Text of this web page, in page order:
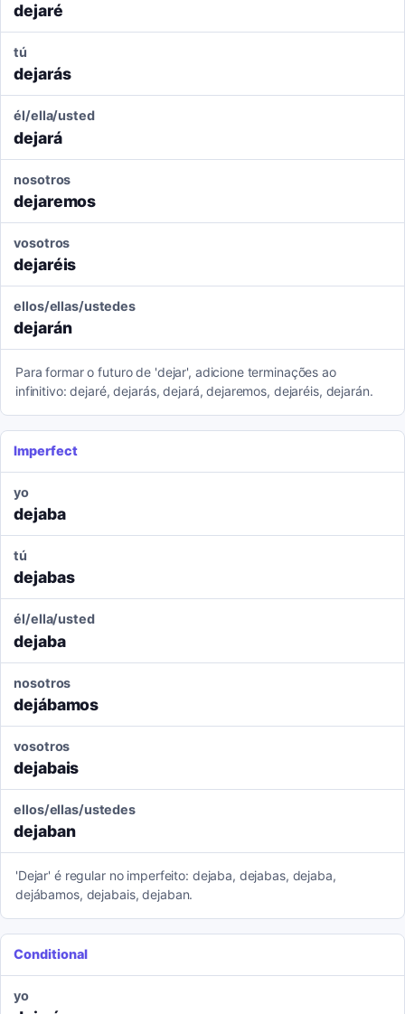
dejaré
tú
dejarás
él/ella/usted
dejará
nosotros
dejaremos
vosotros
dejaréis
ellos/ellas/ustedes
dejarán
Para formar o futuro de 'dejar', adicione terminações ao
infinitivo: dejaré, dejarás, dejará, dejaremos, dejaréis, dejarán.
Imperfect
yo
dejaba
tú
dejabas
él/ella/usted
dejaba
nosotros
dejábamos
vosotros
dejabais
ellos/ellas/ustedes
dejaban
'Dejar' é regular no imperfeito: dejaba, dejabas, dejaba,
dejábamos, dejabais, dejaban.
Conditional
yo